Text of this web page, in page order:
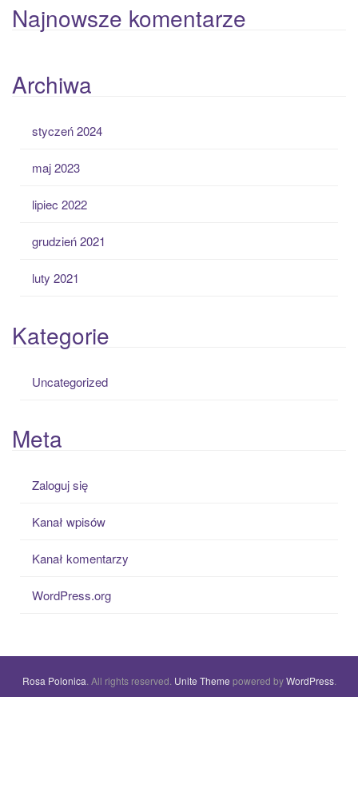
Najnowsze komentarze
Archiwa
styczeń 2024
maj 2023
lipiec 2022
grudzień 2021
luty 2021
Kategorie
Uncategorized
Meta
Zaloguj się
Kanał wpisów
Kanał komentarzy
WordPress.org
Rosa Polonica . All rights reserved. Unite Theme powered byWordPress.